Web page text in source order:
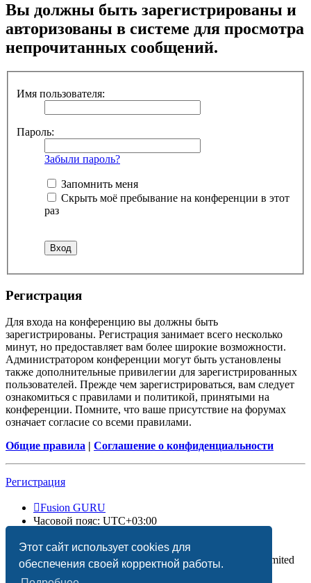
Этот сайт использует cookies для
обеспечения своей корректной работы.
Вы должны быть зарегистрированы и
авторизованы в системе для просмотра
непрочитанных сообщений.
Имя пользователя:
Пароль:
Забыли пароль?
Запомнить меня
Скрыть моё пребывание на конференции в этот
раз
Регистрация
Для входа на конференцию вы должны быть
зарегистрированы. Регистрация занимает всего несколько
минут, но предоставляет вам более широкие возможности.
Администратором конференции могут быть установлены
также дополнительные привилегии для зарегистрированных
пользователей. Прежде чем зарегистрироваться, вам следует
ознакомиться с правилами и политикой, принятыми на
конференции. Помните, что ваше присутствие на форумах
означает согласие со всеми правилами.
Общие правила | Соглашение о конфиденциальности
Регистрация
Fusion GURU
Часовой пояс: UTC+03:00
Создано на основеphpBB® Forum Software © phpBB Limited